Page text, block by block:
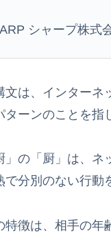
シャープ株式
文は、インターネ
ターンのことを指
」の「厨」は、
で分別のない行動
特徴は、相手の年